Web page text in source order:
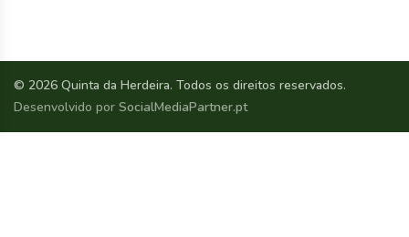
© 2026 Quinta da Herdeira. Todos os direitos reservados.
Desenvolvido por SocialMediaPartner.pt